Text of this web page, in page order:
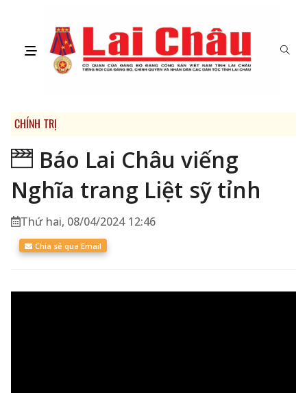
CHÍNH TRỊ
Báo Lai Châu viếng
Nghĩa trang Liệt sỹ tỉnh
Thứ hai, 08/04/2024 12:46
Chia sẻ qua Email